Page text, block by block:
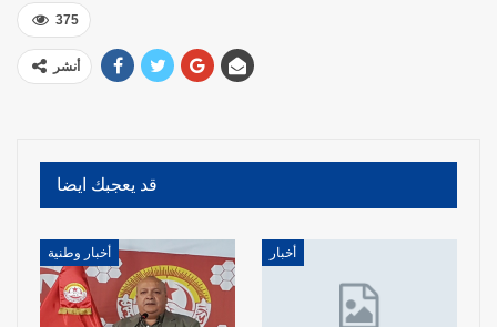
375
أنشر
قد يعجبك ايضا
أخبار وطنية أخبار